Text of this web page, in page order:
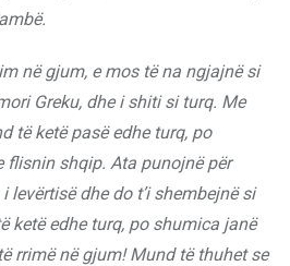
gjum, e mos të na ngjajnë si
Greku, dhe i shiti si turq. Me
të ketë pasë edhe turq, po
shqip. Ata punojnë për
levërtisë dhe do t’i shembejnë si
ketë edhe turq, po shumica janë
rrimë në gjum! Mund të thuhet se